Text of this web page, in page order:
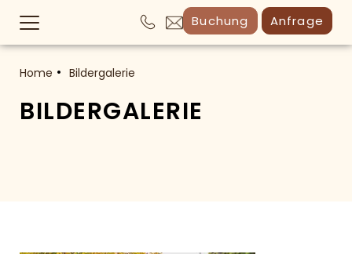
Buchung Anfrage
Home Bildergalerie
BILDERGALERIE